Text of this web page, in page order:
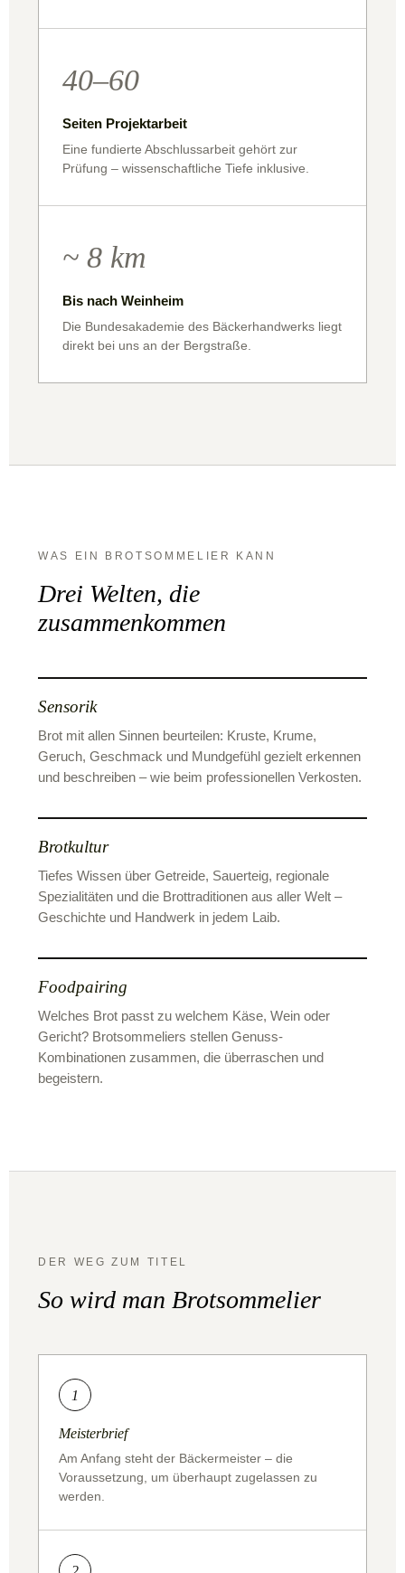
40–60
Seiten Projektarbeit
Eine fundierte Abschlussarbeit gehört zur
Prüfung – wissenschaftliche Tiefe inklusive.
~ 8 km
Bis nach Weinheim
Die Bundesakademie des Bäckerhandwerks liegt
direkt bei uns an der Bergstraße.
WAS EIN BROTSOMMELIER KANN
Drei Welten, die
zusammenkommen
Sensorik
Brot mit allen Sinnen beurteilen: Kruste, Krume,
Geruch, Geschmack und Mundgefühl gezielt erkennen
und beschreiben – wie beim professionellen Verkosten.
Brotkultur
Tiefes Wissen über Getreide, Sauerteig, regionale
Spezialitäten und die Brottraditionen aus aller Welt –
Geschichte und Handwerk in jedem Laib.
Foodpairing
Welches Brot passt zu welchem Käse, Wein oder
Gericht? Brotsommeliers stellen Genuss-
Kombinationen zusammen, die überraschen und
begeistern.
DER WEG ZUM TITEL
So wird man Brotsommelier
1
Meisterbrief
Am Anfang steht der Bäckermeister – die
Voraussetzung, um überhaupt zugelassen zu
werden.